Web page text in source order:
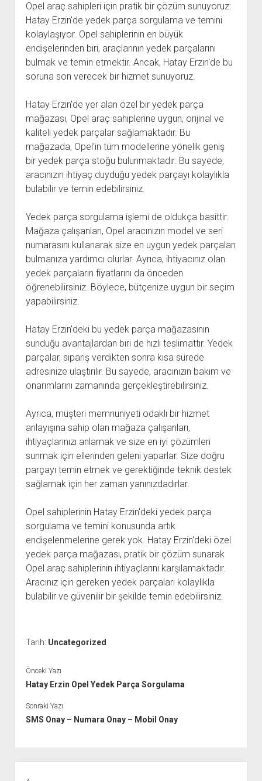
Opel araç sahipleri için pratik bir çözüm sunuyoruz:
Hatay Erzin'de yedek parça sorgulama ve temini
kolaylaşıyor. Opel sahiplerinin en büyük
endişelerinden biri, araçlarının yedek parçalarını
bulmak ve temin etmektir. Ancak, Hatay Erzin'de bu
soruna son verecek bir hizmet sunuyoruz.
Hatay Erzin'de yer alan özel bir yedek parça
mağazası, Opel araç sahiplerine uygun, orijinal ve
kaliteli yedek parçalar sağlamaktadır. Bu
mağazada, Opel'in tüm modellerine yönelik geniş
bir yedek parça stoğu bulunmaktadır. Bu sayede,
aracınızın ihtiyaç duyduğu yedek parçayı kolaylıkla
bulabilir ve temin edebilirsiniz.
Yedek parça sorgulama işlemi de oldukça basittir.
Mağaza çalışanları, Opel aracınızın model ve seri
numarasını kullanarak size en uygun yedek parçaları
bulmanıza yardımcı olurlar. Ayrıca, ihtiyacınız olan
yedek parçaların fiyatlarını da önceden
öğrenebilirsiniz. Böylece, bütçenize uygun bir seçim
yapabilirsiniz.
Hatay Erzin'deki bu yedek parça mağazasının
sunduğu avantajlardan biri de hızlı teslimattır. Yedek
parçalar, sipariş verdikten sonra kısa sürede
adresinize ulaştırılır. Bu sayede, aracınızın bakım ve
onarımlarını zamanında gerçekleştirebilirsiniz.
Ayrıca, müşteri memnuniyeti odaklı bir hizmet
anlayışına sahip olan mağaza çalışanları,
ihtiyaçlarınızı anlamak ve size en iyi çözümleri
sunmak için ellerinden geleni yaparlar. Size doğru
parçayı temin etmek ve gerektiğinde teknik destek
sağlamak için her zaman yanınızdadırlar.
Opel sahiplerinin Hatay Erzin'deki yedek parça
sorgulama ve temini konusunda artık
endişelenmelerine gerek yok. Hatay Erzin'deki özel
yedek parça mağazası, pratik bir çözüm sunarak
Opel araç sahiplerinin ihtiyaçlarını karşılamaktadır.
Aracınız için gereken yedek parçaları kolaylıkla
bulabilir ve güvenilir bir şekilde temin edebilirsiniz.
Tarih: Uncategorized
Önceki Yazı
Hatay Erzin Opel Yedek Parça Sorgulama
Sonraki Yazı
SMS Onay – Numara Onay – Mobil Onay